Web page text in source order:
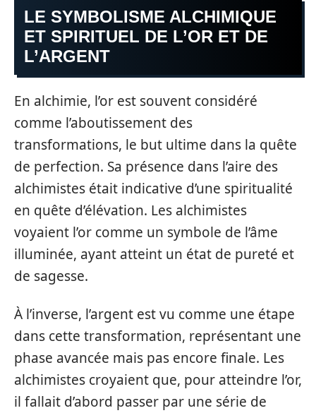
LE SYMBOLISME ALCHIMIQUE
ET SPIRITUEL DE L’OR ET DE
L’ARGENT
En alchimie, l’or est souvent considéré
comme l’aboutissement des
transformations, le but ultime dans la quête
de perfection. Sa présence dans l’aire des
alchimistes était indicative d’une spiritualité
en quête d’élévation. Les alchimistes
voyaient l’or comme un symbole de l’âme
illuminée, ayant atteint un état de pureté et
de sagesse.
À l’inverse, l’argent est vu comme une étape
dans cette transformation, représentant une
phase avancée mais pas encore finale. Les
alchimistes croyaient que, pour atteindre l’or,
il fallait d’abord passer par une série de